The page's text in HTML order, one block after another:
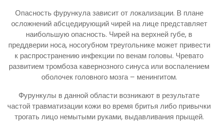
Опасность фурункула зависит от локализации. В плане
осложнений абсцедирующий чирей на лице представляет
наибольшую опасность. Чирей на верхней губе, в
преддверии носа, носогубном треугольнике может привести
к распространению инфекции по венам головы. Чревато
развитием тромбоза кавернозного синуса или воспалением
оболочек головного мозга – менингитом.
Фурункулы в данной области возникают в результате
частой травматизации кожи во время бритья либо привычки
трогать лицо немытыми руками, выдавливания прыщей.